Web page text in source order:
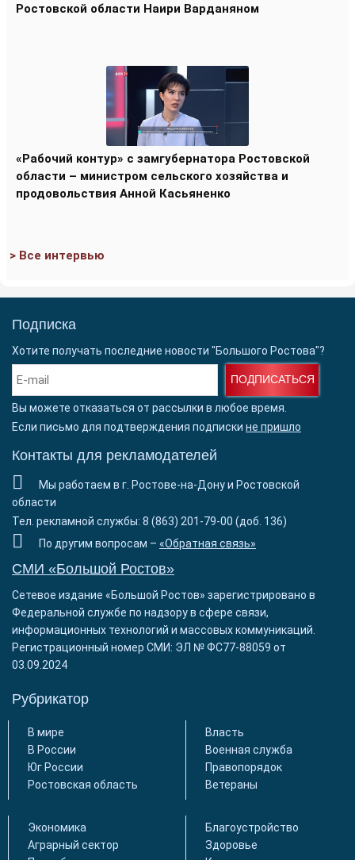
Ростовской области Наири Варданяном
«Рабочий контур» с замгубернатора Ростовской
области – министром сельского хозяйства и
продовольствия Анной Касьяненко
> Все интервью
Подписка
Хотите получать последние новости "Большого Ростова"?
ПОДПИСАТЬСЯ
Вы можете отказаться от рассылки в любое время.
Если письмо для подтверждения подписки не пришло
Контакты для рекламодателей
Мы работаем в г. Ростове-на-Дону и Ростовской
области
Тел. рекламной службы: 8 (863) 201-79-00 (доб. 136)
По другим вопросам – «Обратная связь»
СМИ «Большой Ростов»
Сетевое издание «Большой Ростов» зарегистрировано в
Федеральной службе по надзору в сфере связи,
информационных технологий и массовых коммуникаций.
Регистрационный номер СМИ: ЭЛ № ФС77-88059 от
03.09.2024
Рубрикатор
В мире
В России
Юг России
Ростовская область
Власть
Военная служба
Правопорядок
Ветераны
Экономика
Аграрный сектор
Благоустройство
Здоровье